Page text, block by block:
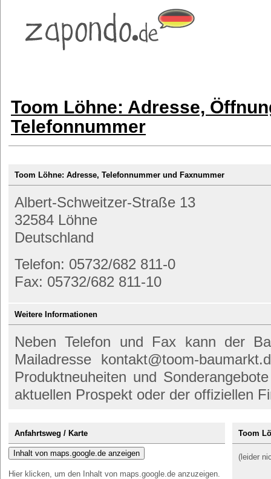
Toom Löhne: Adresse,
Telefonnummer
Toom Löhne: Adresse, Telefonnummer und Faxnummer
Albert-Schweitzer-Straße 13
32584 Löhne
Deutschland
Telefon: 05732/682 811-0
Fax: 05732/682 811-10
Weitere Informationen
Neben Telefon und Fax kann der
Mailadresse kontakt@toom-
Produktneuheiten und
aktuellen Prospekt oder der offiziellen
Anfahrtsweg / Karte
Inhalt von maps.google.de anzeigen
Hier klicken, um den Inhalt von maps.google.de anzuzeigen.
Toom
(leider